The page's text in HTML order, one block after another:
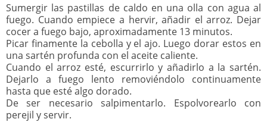
Sumergir las pastillas de caldo en una olla con agua al
fuego. Cuando empiece a hervir, añadir el arroz. Dejar
cocer a fuego bajo, aproximadamente 13 minutos.
Picar finamente la cebolla y el ajo. Luego dorar estos en
una sartén profunda con el aceite caliente.
Cuando el arroz esté, escurrirlo y añadirlo a la sartén.
Dejarlo a fuego lento removiéndolo continuamente
hasta que esté algo dorado.
De ser necesario salpimentarlo. Espolvorearlo con
perejil y servir.